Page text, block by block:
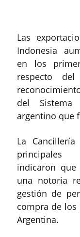
Las
Indonesia
en los
respecto
del Sistema
argentino que
La
principales
indicaron que
una notoria
gestión de
compra de los
Argentina.